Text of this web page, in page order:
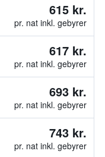
615 kr.
pr. nat inkl. gebyrer
617 kr.
pr. nat inkl. gebyrer
693 kr.
pr. nat inkl. gebyrer
743 kr.
pr. nat inkl. gebyrer